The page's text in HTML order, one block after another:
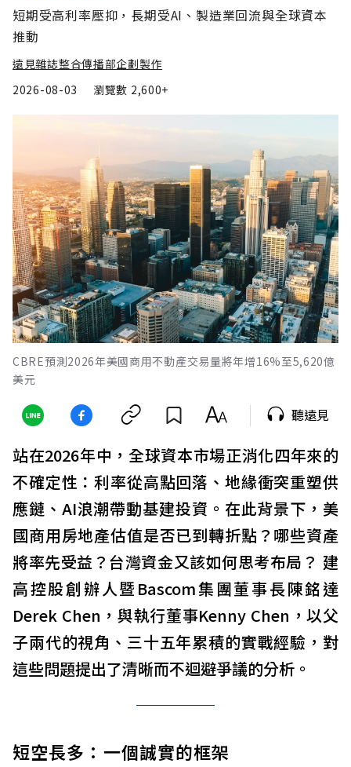
短期受高利率壓抑，長期受AI、製造業回流與全球資本
推動
遠見雜誌整合傳播部企劃製作
2026-08-03
瀏覽數 2,600+
CBRE預測2026年美國商用不動產交易量將年增16%至5,620億
美元
聽遠見
站在2026年中，全球資本市場正消化四年來的
不確定性：利率從高點回落、地緣衝突重塑供
應鏈、AI浪潮帶動基建投資。在此背景下，美
國商用房地產估值是否已到轉折點？哪些資產
將率先受益？台灣資金又該如何思考布局？ 建
高控股創辦人暨Bascom集團董事長陳銘達
Derek Chen，與執行董事Kenny Chen，以父
子兩代的視角、三十五年累積的實戰經驗，對
這些問題提出了清晰而不迴避爭議的分析。
短空長多：一個誠實的框架